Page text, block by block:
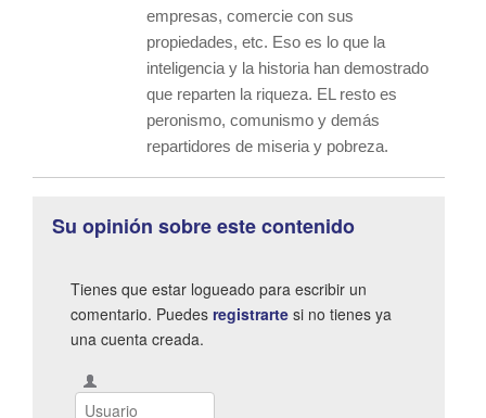
empresas, comercie con sus
propiedades, etc. Eso es lo que la
inteligencia y la historia han demostrado
que reparten la riqueza. EL resto es
peronismo, comunismo y demás
repartidores de miseria y pobreza.
Su opinión sobre este contenido
Tienes que estar logueado para escribir un
comentario. Puedes registrarte si no tienes ya
una cuenta creada.